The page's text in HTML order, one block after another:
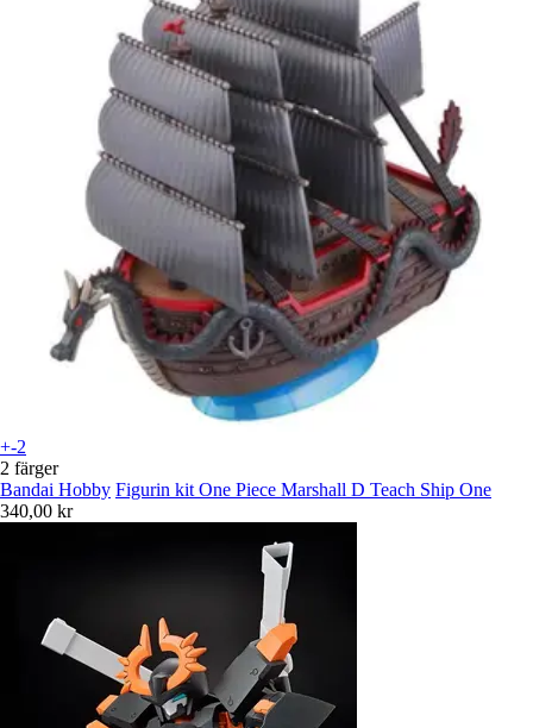
+-2
2 färger
Bandai Hobby Figurin kit One Piece Marshall D Teach Ship One
340,00 kr